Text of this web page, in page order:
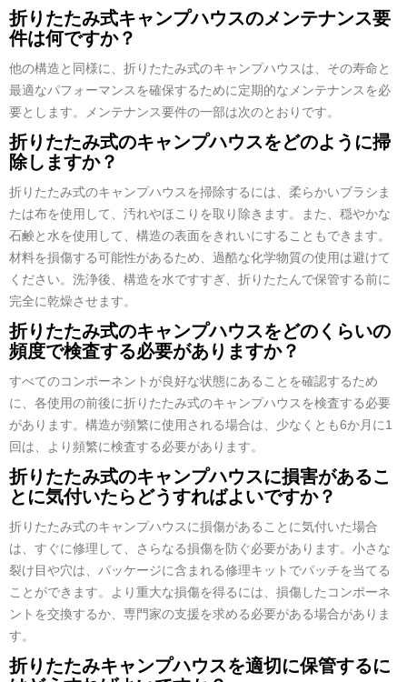
折りたたみ式キャンプハウスのメンテナンス要
件は何ですか？
他の構造と同様に、折りたたみ式のキャンプハウスは、その寿命と
最適なパフォーマンスを確保するために定期的なメンテナンスを必
要とします。メンテナンス要件の一部は次のとおりです。
折りたたみ式のキャンプハウスをどのように掃
除しますか？
折りたたみ式のキャンプハウスを掃除するには、柔らかいブラシま
たは布を使用して、汚れやほこりを取り除きます。また、穏やかな
石鹸と水を使用して、構造の表面をきれいにすることもできます。
材料を損傷する可能性があるため、過酷な化学物質の使用は避けて
ください。洗浄後、構造を水ですすぎ、折りたたんで保管する前に
完全に乾燥させます。
折りたたみ式のキャンプハウスをどのくらいの
頻度で検査する必要がありますか？
すべてのコンポーネントが良好な状態にあることを確認するため
に、各使用の前後に折りたたみ式のキャンプハウスを検査する必要
があります。構造が頻繁に使用される場合は、少なくとも6か月に1
回は、より頻繁に検査する必要があります。
折りたたみ式のキャンプハウスに損害があるこ
とに気付いたらどうすればよいですか？
折りたたみ式のキャンプハウスに損傷があることに気付いた場合
は、すぐに修理して、さらなる損傷を防ぐ必要があります。小さな
裂け目や穴は、パッケージに含まれる修理キットでパッチを当てる
ことができます。より重大な損傷を得るには、損傷したコンポーネ
ントを交換するか、専門家の支援を求める必要がある場合がありま
す。
折りたたみキャンプハウスを適切に保管するに